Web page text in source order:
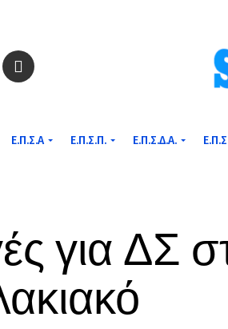
Ε.Π.Σ.Α Ε.Π.Σ.Π. Ε.Π.Σ.Δ.Α.
για ΔΣ